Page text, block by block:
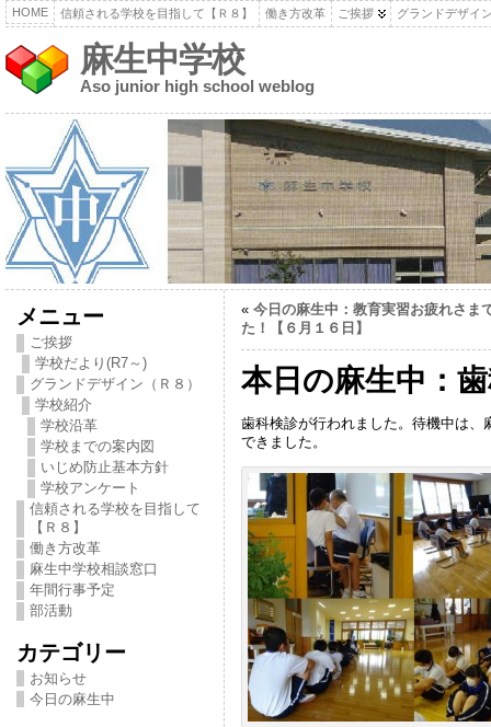
HOME 信頼される学校を目指して【Ｒ８】 働き方改革 ご挨拶 グランドデザイ
麻生中学校
Aso junior high school weblog
メニュー
ご挨拶
学校だより(R7～)
グランドデザイン（Ｒ８）
学校紹介
学校沿革
学校までの案内図
いじめ防止基本方針
学校アンケート
信頼される学校を目指して
【Ｒ８】
働き方改革
麻生中学校相談窓口
年間行事予定
部活動
カテゴリー
お知らせ
今日の麻生中
« 今日の麻生中：教育実習お疲れさま
た！【６月１６日】
本日の麻生中：
歯科検診が行われました。待機中は
できました。